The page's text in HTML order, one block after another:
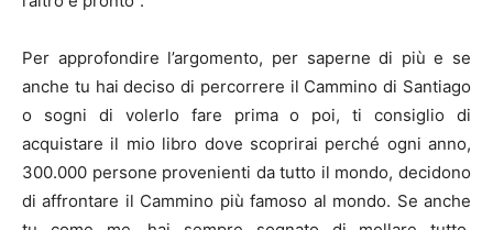
Per approfondire l’argomento, per saperne di più e se
anche tu hai deciso di percorrere il Cammino di Santiago
o sogni di volerlo fare prima o poi, ti consiglio di
acquistare il mio libro dove scoprirai perché ogni anno,
300.000 persone provenienti da tutto il mondo, decidono
di affrontare il Cammino più famoso al mondo. Se anche